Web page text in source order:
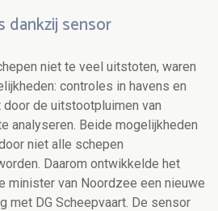
dankzij sensor
niet te veel uitstoten, waren
controles in havens en
de uitstootpluimen van
analyseren. Beide mogelijkheden
niet alle schepen
Daarom ontwikkelde het
minister van Noordzee een nieuwe
met DG Scheepvaart. De sensor